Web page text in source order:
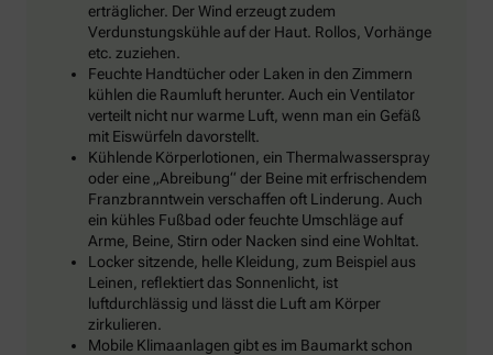
erträglicher. Der Wind erzeugt zudem
Verdunstungskühle auf der Haut. Rollos, Vorhänge
etc. zuziehen.
Feuchte Handtücher oder Laken in den Zimmern
kühlen die Raumluft herunter. Auch ein Ventilator
verteilt nicht nur warme Luft, wenn man ein Gefäß
mit Eiswürfeln davorstellt.
Kühlende Körperlotionen, ein Thermalwasserspray
oder eine „Abreibung“ der Beine mit erfrischendem
Franzbranntwein verschaffen oft Linderung. Auch
ein kühles Fußbad oder feuchte Umschläge auf
Arme, Beine, Stirn oder Nacken sind eine Wohltat.
Locker sitzende, helle Kleidung, zum Beispiel aus
Leinen, reflektiert das Sonnenlicht, ist
luftdurchlässig und lässt die Luft am Körper
zirkulieren.
Mobile Klimaanlagen gibt es im Baumarkt schon